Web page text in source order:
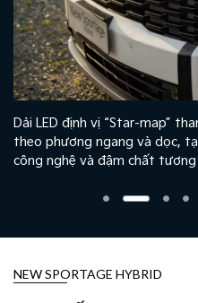
Thiết kế liền mạch với
đáo cùng sơn đen bóng
sang trọng.
NEW SPORTAGE HYBRID